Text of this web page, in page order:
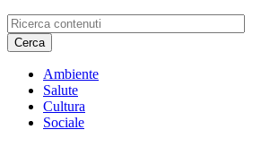
Cerca
Ambiente
Salute
Cultura
Sociale